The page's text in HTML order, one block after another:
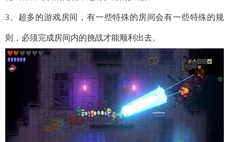
3、超多的游戏房间，有一些特殊的房间会有一些特殊的规
则，必须完成房间内的挑战才能顺利出去。